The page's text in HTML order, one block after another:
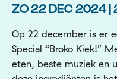
ZO 22 DEC 2024 |
Op 22 december is er
Special “Broko Kiek!”
eten, beste muziek en